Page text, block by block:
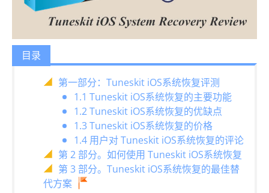
目录
第一部分：Tuneskit iOS系统恢复评测
1.1 Tuneskit iOS系统恢复的主要功能
1.2 Tuneskit iOS系统恢复的优缺点
1.3 Tuneskit iOS系统恢复的价格
1.4 用户对 Tuneskit iOS系统恢复的评论
第 2 部分。如何使用 Tuneskit iOS系统恢复
第 3 部分。Tuneskit iOS系统恢复的最佳替
代方案